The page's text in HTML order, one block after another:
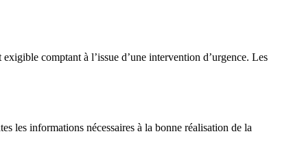
comptant à l’issue d’une intervention d’urgence. Les
les informations nécessaires à la bonne réalisation de la